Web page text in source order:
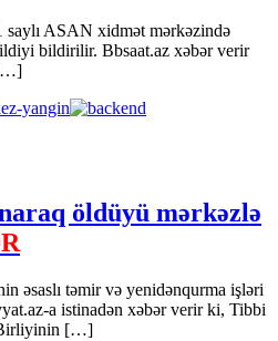
saylı ASAN xidmət mərkəzində
bildirilir. Bbsaat.az xəbər verir
[…]
öldüyü mərkəzlə
əsaslı təmir və yenidənqurma işləri
a istinadən xəbər verir ki, Tibbi
Birliyinin […]